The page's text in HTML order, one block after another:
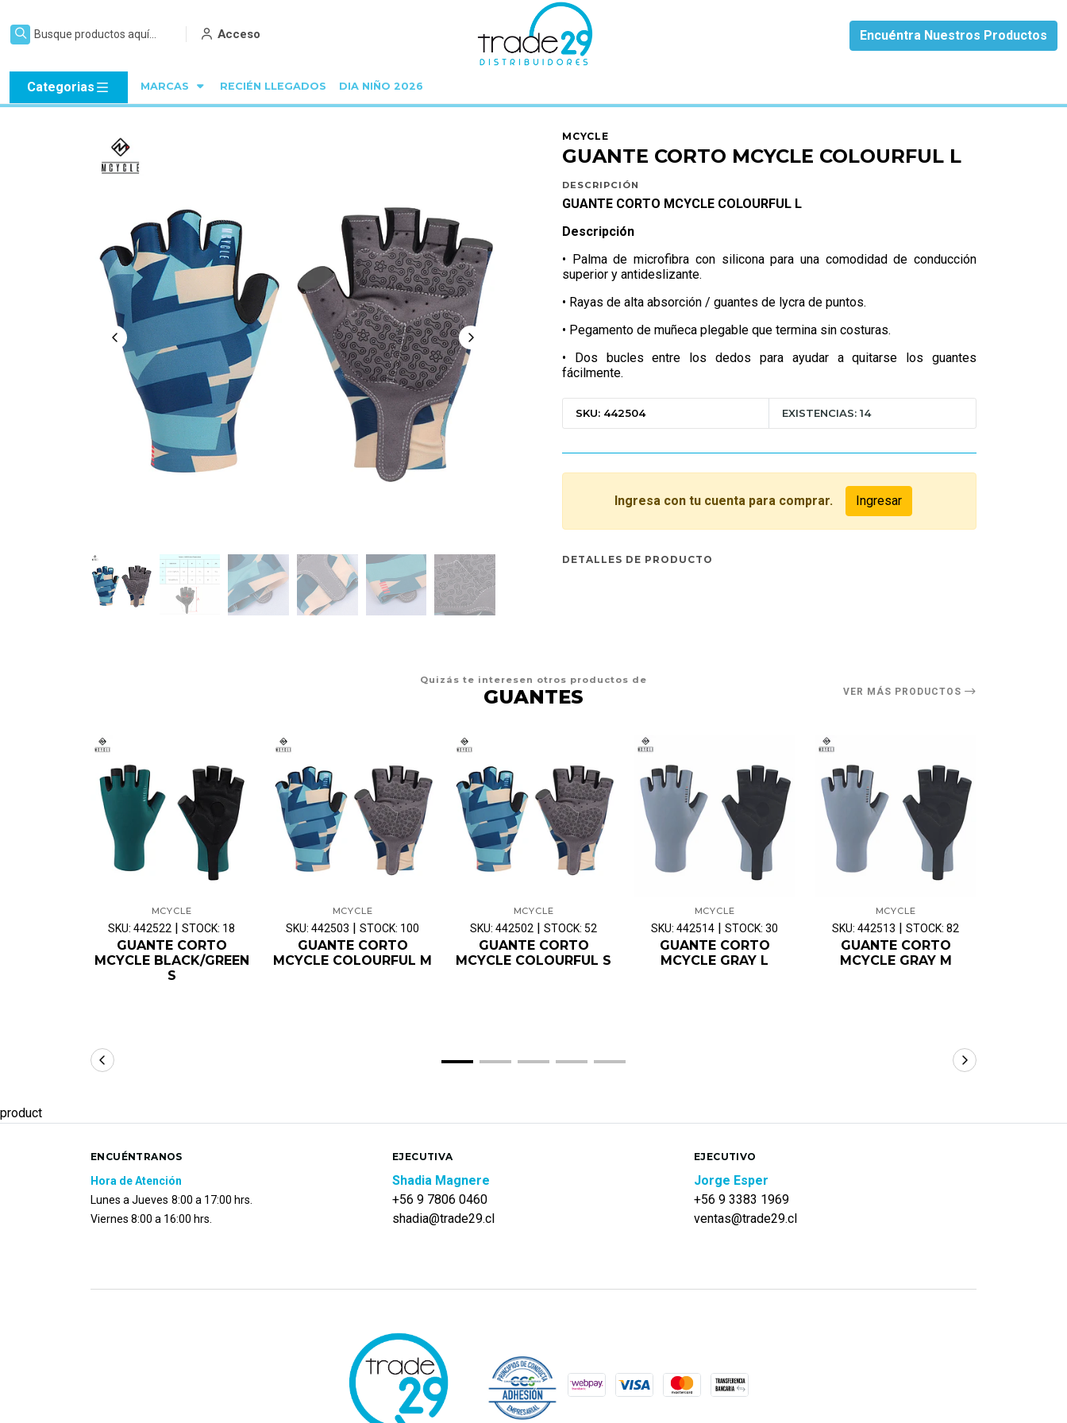
Acceso Encuéntra Nuestros Productos
Categorias MARCAS RECIÉN LLEGADOS DIA NIÑO 2026
Inicio MCYCLE
MCYCLE
GUANTE CORTO MCYCLE COLOURFUL L
DESCRIPCIÓN
GUANTE CORTO MCYCLE COLOURFUL L
Descripción
• Palma de microfibra con silicona para una comodidad de conducción
superior y antideslizante.
• Rayas de alta absorción / guantes de lycra de puntos.
• Pegamento de muñeca plegable que termina sin costuras.
• Dos bucles entre los dedos para ayudar a quitarse los guantes
fácilmente.
SKU: 442504 EXISTENCIAS: 14
Ingresa con tu cuenta para comprar. Ingresar
DETALLES DE PRODUCTO
Quizás te interesen otros productos de
GUANTES VER MÁS PRODUCTOS
MCYCLE
SKU: 442522 | STOCK: 18
GUANTE CORTO
MCYCLE BLACK/GREEN
S
MCYCLE
SKU: 442503 | STOCK: 100
GUANTE CORTO
MCYCLE COLOURFUL M
MCYCLE
SKU: 442502 | STOCK: 52
GUANTE CORTO
MCYCLE COLOURFUL S
MCYCLE
SKU: 442514 | STOCK: 30
GUANTE CORTO
MCYCLE GRAY L
MCYCLE
SKU: 442513 | STOCK: 82
GUANTE CORTO
MCYCLE GRAY M
product
ENCUÉNTRANOS
Hora de Atención
Lunes a Jueves 8:00 a 17:00 hrs.
Viernes 8:00 a 16:00 hrs.
EJECUTIVA
Shadia Magnere
+56 9 7806 0460
shadia@trade29.cl
EJECUTIVO
Jorge Esper
+56 9 3383 1969
ventas@trade29.cl